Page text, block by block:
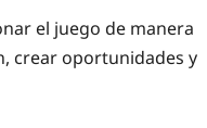
el juego de manera
crear oportunidades y